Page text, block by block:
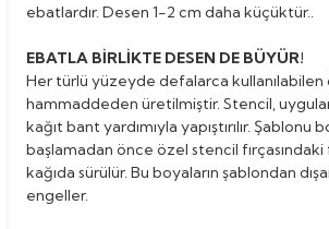
ebatlardır. Desen 1-2 cm daha küçüktür..
EBATLA BİRLİKTE DESEN DE BÜYÜR!
Her türlü yüzeyde defalarca kullanılabilen
hammaddeden üretilmiştir. Stencil,
kağıt bant yardımıyla yapıştırılır. Şablonu
başlamadan önce özel stencil
kağıda sürülür. Bu boyaların şablondan
engeller.